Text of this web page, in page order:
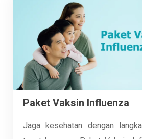
Paket Vaksin Influenza
Jaga kesehatan dengan